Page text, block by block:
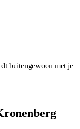
buitengewoon met je